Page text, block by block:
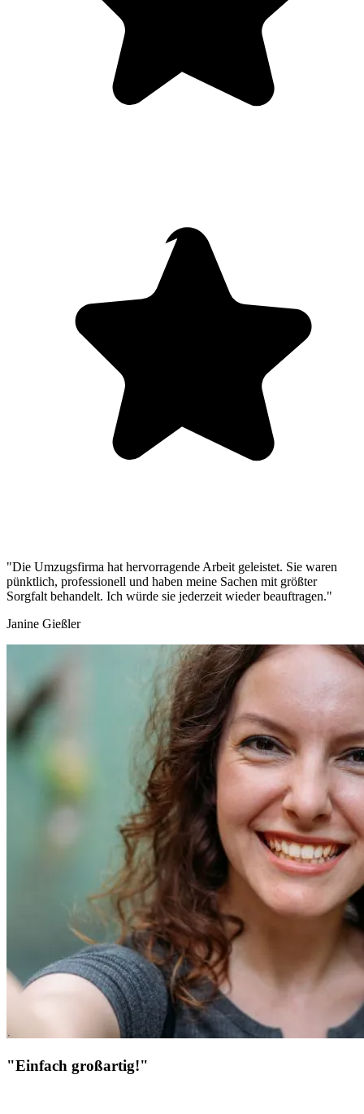
"Die Umzugsfirma hat hervorragende Arbeit geleistet. Sie waren
pünktlich, professionell und haben meine Sachen mit größter
Sorgfalt behandelt. Ich würde sie jederzeit wieder beauftragen."
Janine Gießler
"Einfach großartig!"